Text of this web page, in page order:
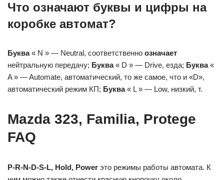
Что означают буквы и цифры на
коробке автомат?
Буква« N » — Neutral, соответственно означает
нейтральную передачу; Буква« D » — Drive, езда; Буква«
A » — Automate, автоматический, то же самое, что и «D»,
автоматический режим КП; Буква« L » — Low, низкий, т.
Mazda 323, Familia, Protege
FAQ
P-R-N-D-S-L, Hold, Power это режимы работы автомата. К